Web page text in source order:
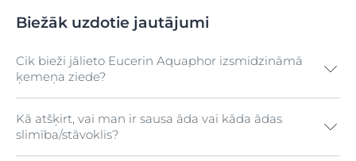
Biežāk uzdotie jautājumi
Cik bieži jālieto Eucerin Aquaphor izsmidzināmā
ķemeņa ziede?
Varat lietot Eucerin Aquaphor izsmidzināmo ķermeņa
ziedi, cik bieži vēlaties, lai tūlītēji nomierinātu un
palīdzētu sadziedēt ļoti sausu vai raupju ķermeņa ādu.
Kā atšķirt, vai man ir sausa āda vai kāda ādas
slimība/stāvoklis?